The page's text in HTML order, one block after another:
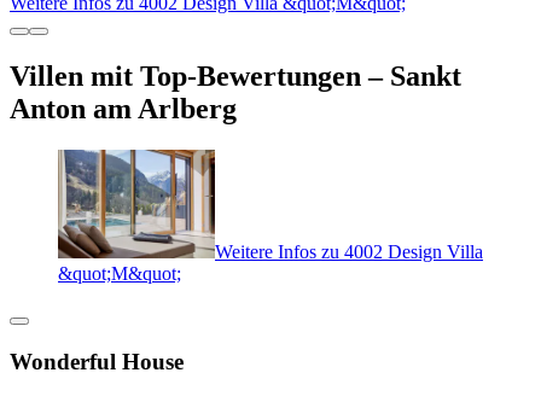
Villen mit Top-Bewertungen – Sankt
Anton am Arlberg
Weitere Infos zu 4002 Design Villa
&quot;M&quot;
Wonderful House